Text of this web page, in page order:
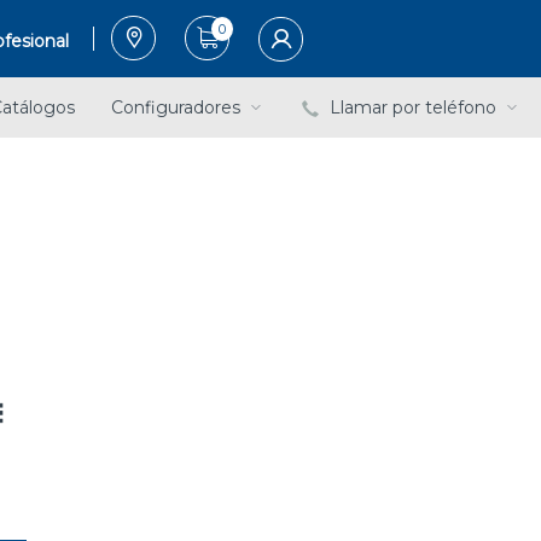
0
Configuradores Llamar por teléfono